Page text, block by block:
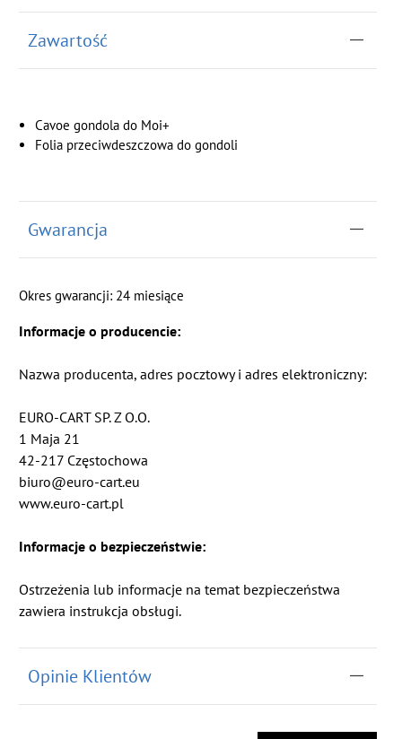
Zawartość
Cavoe gondola do Moi+
Folia przeciwdeszczowa do gondoli
Gwarancja
Okres gwarancji: 24 miesiące
Informacje o producencie:
Nazwa producenta, adres pocztowy i adres elektroniczny:
EURO-CART SP. Z O.O.
1 Maja 21
42-217 Częstochowa
biuro@euro-cart.eu
www.euro-cart.pl
Informacje o bezpieczeństwie:
Ostrzeżenia lub informacje na temat bezpieczeństwa
zawiera instrukcja obsługi.
Opinie Klientów